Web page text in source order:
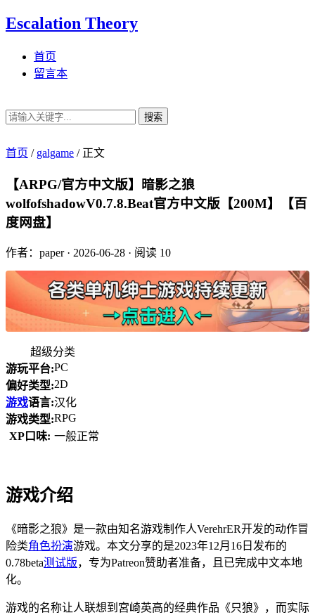
Escalation Theory
首页
留言本
搜索
首页 / galgame /正文
【ARPG/官方中文版】暗影之狼
wolfofshadowV0.7.8.Beat官方中文版【200M】【百
度网盘】
作者：paper· 2026-06-28 · 阅读 10
超级分类
游玩平台:PC
偏好类型:2D
游戏语言:汉化
游戏类型:RPG
XP口味: 一般正常
游戏介绍
《暗影之狼》是一款由知名游戏制作人VerehrER开发的动作冒
险类角色扮演游戏。本文分享的是2023年12月16日发布的
0.78beta测试版，专为Patreon赞助者准备，且已完成中文本地
化。
游戏的名称让人联想到宮崎英高的经典作品《只狼》，而实际